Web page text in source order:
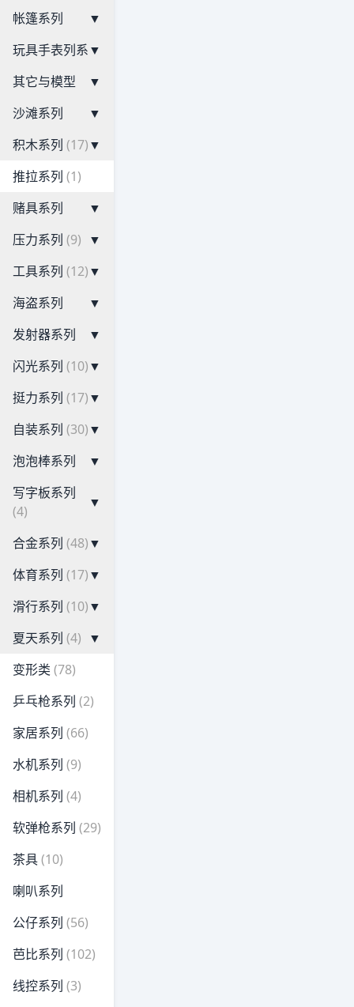
帐篷系列
▼
玩具手表列系▼
其它与模型
▼
沙滩系列
▼
积木系列 (17)▼
推拉系列 (1)
赌具系列
▼
压力系列 (9) ▼
工具系列 (12)▼
海盗系列
▼
发射器系列
▼
闪光系列 (10)▼
挺力系列 (17)▼
自装系列 (30)▼
泡泡棒系列
▼
写字板系列
(4)
▼
合金系列 (48)▼
体育系列 (17)▼
滑行系列 (10)▼
夏天系列 (4) ▼
变形类 (78)
乒乓枪系列 (2)
家居系列 (66)
水机系列 (9)
相机系列 (4)
软弹枪系列 (29)
茶具(10)
喇叭系列
公仔系列 (56)
芭比系列 (102)
线控系列 (3)